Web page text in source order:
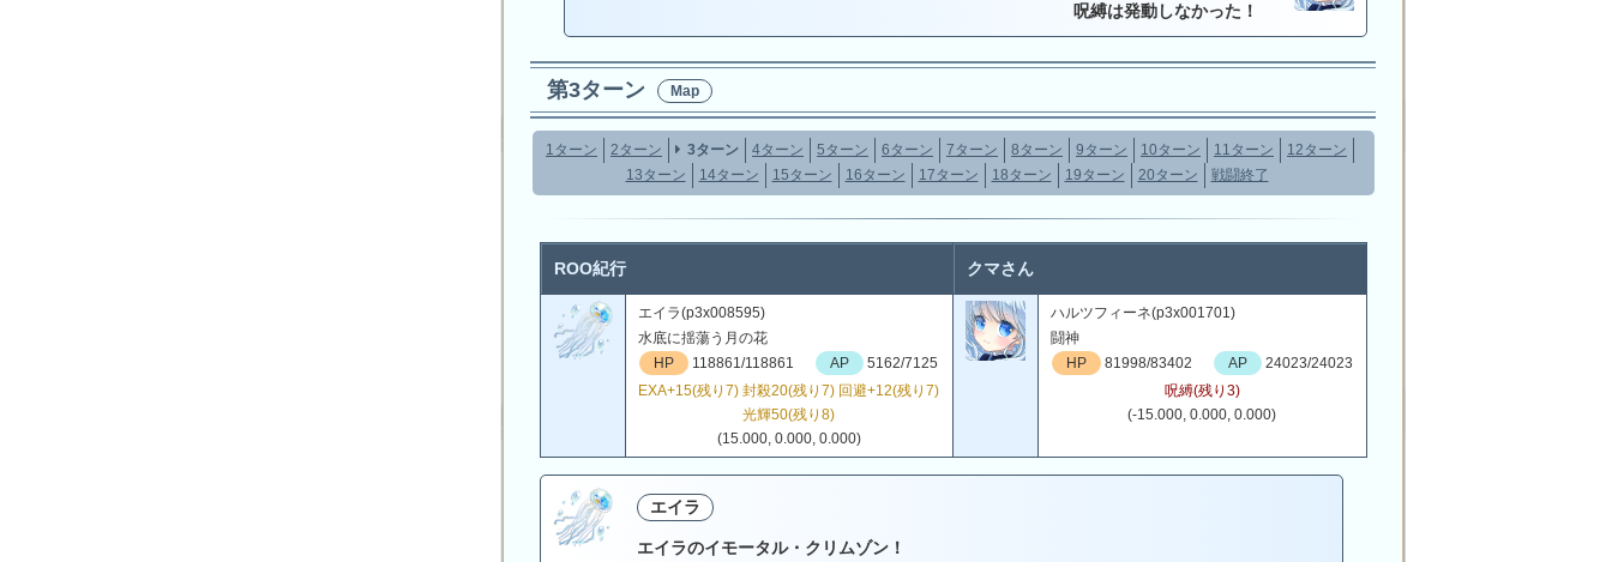
呪縛は発動しなかった！
第3ターン Map
1ターン 2ターン 3ターン 4ターン 5ターン 6ターン 7ターン 8ターン 9ターン 10ターン 11ターン
12ターン
13ターン
14ターン 15ターン 16ターン 17ターン 18ターン 19ターン 20ターン 戦闘終了
ROO紀行 クマさん
エイラ(p3x008595)
水底に揺蕩う月の花
HP
118861/118861 AP
5162/7125
EXA+15(残り7) 封殺20(残り7) 回避+12(残り7)
光輝50(残り8)
(15.000, 0.000, 0.000)
ハルツフィーネ(p3x001701)
闘神
HP
81998/83402 AP
24023/24023
呪縛(残り3)
(-15.000, 0.000, 0.000)
エイラ
エイラのイモータル・クリムゾン！